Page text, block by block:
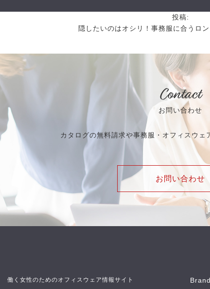
投稿:
隠したいのはオシリ！事務服に合うロ
Contact
お問い合わせ
カタログの無料請求や事務服・オフィスウェ
お問い合わせ
働く女性のためのオフィスウェア情報サイト Brand